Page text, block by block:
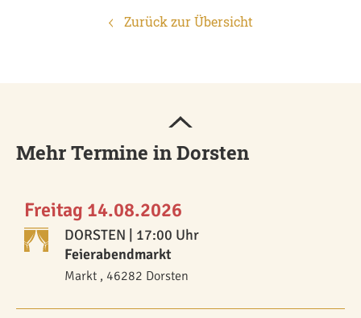
Zurück zur Übersicht
Mehr Termine in Dorsten
Freitag 14.08.2026
DORSTEN | 17:00 Uhr
Feierabendmarkt
Markt , 46282 Dorsten